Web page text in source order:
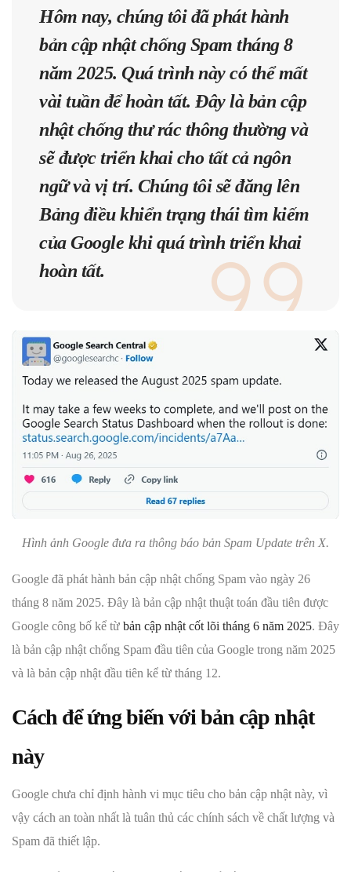
Hôm nay, chúng tôi đã phát hành
bản cập nhật chống Spam tháng 8
năm 2025. Quá trình này có thể mất
vài tuần để hoàn tất. Đây là bản cập
nhật chống thư rác thông thường và
sẽ được triển khai cho tất cả ngôn
ngữ và vị trí. Chúng tôi sẽ đăng lên
Bảng điều khiển trạng thái tìm kiếm
của Google khi quá trình triển khai
hoàn tất.
Hình ảnh Google đưa ra thông báo bản Spam Update trên X.
Google đã phát hành bản cập nhật chống Spam vào ngày 26
tháng 8 năm 2025. Đây là bản cập nhật thuật toán đầu tiên được
Google công bố kể từ bản cập nhật cốt lõi tháng 6 năm 2025. Đây
là bản cập nhật chống Spam đầu tiên của Google trong năm 2025
và là bản cập nhật đầu tiên kể từ tháng 12.
Cách để ứng biến với bản cập nhật
này
Google chưa chỉ định hành vi mục tiêu cho bản cập nhật này, vì
vậy cách an toàn nhất là tuân thủ các chính sách về chất lượng và
Spam đã thiết lập.